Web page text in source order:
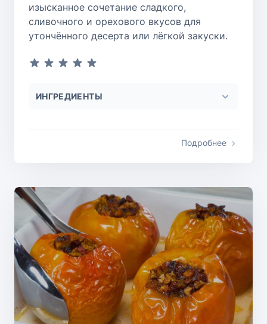
изысканное сочетание сладкого,
сливочного и орехового вкусов для
утончённого десерта или лёгкой закуски.
ИНГРЕДИЕНТЫ
Подробнее